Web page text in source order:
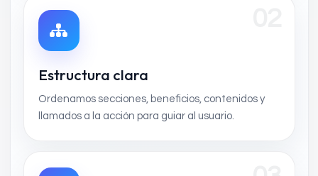
Estructura clara
Ordenamos secciones, beneficios, contenidos y
llamados a la acción para guiar al usuario.